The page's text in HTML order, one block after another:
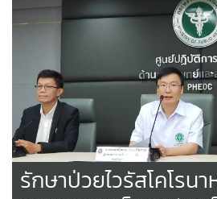
รักษาป่วยไวรัสโคโรนา